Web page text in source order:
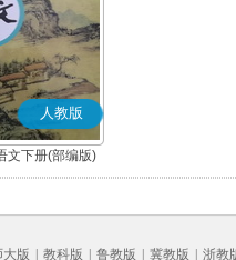
人教版
文下册(部编版)
大版 教科版 鲁教版 冀教版
浙教